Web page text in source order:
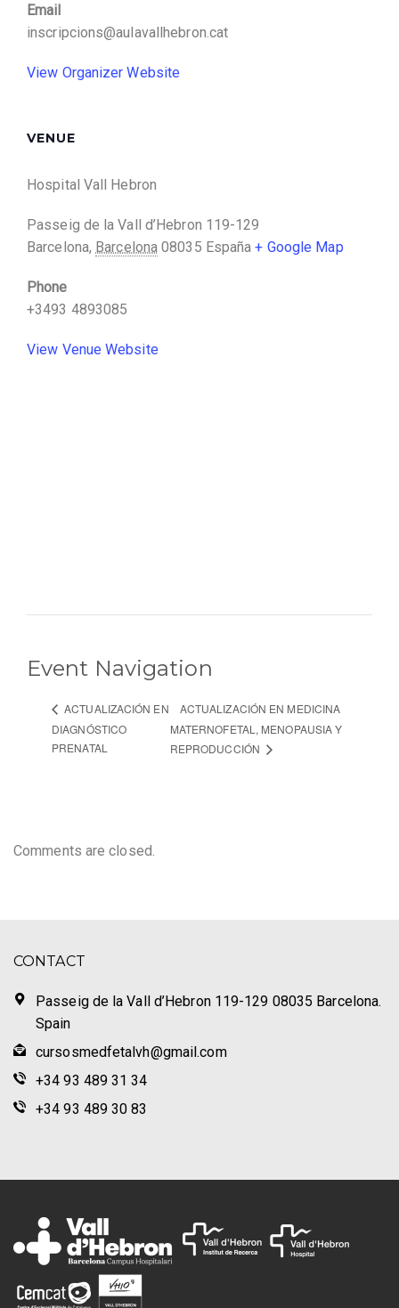
Email
inscripcions@aulavallhebron.cat
View Organizer Website
VENUE
Hospital Vall Hebron
Passeig de la Vall d’Hebron 119-129
Barcelona, Barcelona 08035 España + Google Map
Phone
+3493 4893085
View Venue Website
Event Navigation
ACTUALIZACIÓN EN
DIAGNÓSTICO
PRENATAL
ACTUALIZACIÓN EN MEDICINA
MATERNOFETAL, MENOPAUSIA Y
REPRODUCCIÓN
Comments are closed.
CONTACT
Passeig de la Vall d’Hebron 119-129 08035 Barcelona.
Spain
cursosmedfetalvh@gmail.com
+34 93 489 31 34
+34 93 489 30 83